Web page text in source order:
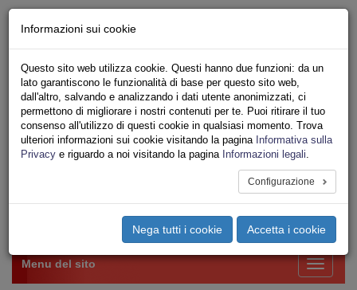
Iscriviti Online
Ricerca
Area Stampa
Privacy
VV.F.
UNIONE SINDACALE DI BASE SETTORE VIGILI
Toggle
Menu del sito
Informazioni sui cookie
Questo sito web utilizza cookie. Questi hanno due funzioni: da un
lato garantiscono le funzionalità di base per questo sito web,
dall'altro, salvando e analizzando i dati utente anonimizzati, ci
permettono di migliorare i nostri contenuti per te. Puoi ritirare il tuo
consenso all'utilizzo di questi cookie in qualsiasi momento. Trova
ulteriori informazioni sui cookie visitando la pagina Informativa sulla
Privacy e riguardo a noi visitando la pagina Informazioni legali.
Configurazione
Nega tutti i cookie Accetta i cookie